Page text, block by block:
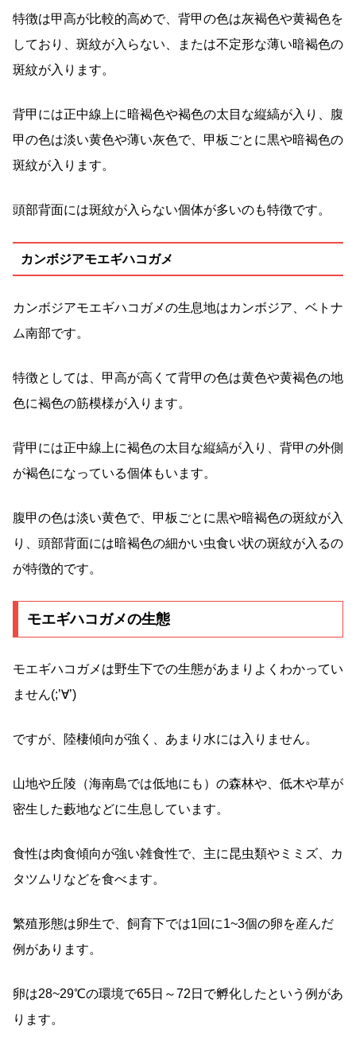
特徴は甲高が比較的高めで、背甲の色は灰褐色や黄褐色を
しており、斑紋が入らない、または不定形な薄い暗褐色の
斑紋が入ります。
背甲には正中線上に暗褐色や褐色の太目な縦縞が入り、腹
甲の色は淡い黄色や薄い灰色で、甲板ごとに黒や暗褐色の
斑紋が入ります。
頭部背面には斑紋が入らない個体が多いのも特徴です。
カンボジアモエギハコガメ
カンボジアモエギハコガメの生息地はカンボジア、ベトナ
ム南部です。
特徴としては、甲高が高くて背甲の色は黄色や黄褐色の地
色に褐色の筋模様が入ります。
背甲には正中線上に褐色の太目な縦縞が入り、背甲の外側
が褐色になっている個体もいます。
腹甲の色は淡い黄色で、甲板ごとに黒や暗褐色の斑紋が入
り、頭部背面には暗褐色の細かい虫食い状の斑紋が入るの
が特徴的です。
モエギハコガメの生態
モエギハコガメは野生下での生態があまりよくわかってい
ません(;’∀’)
ですが、陸棲傾向が強く、あまり水には入りません。
山地や丘陵（海南島では低地にも）の森林や、低木や草が
密生した藪地などに生息しています。
食性は肉食傾向が強い雑食性で、主に昆虫類やミミズ、カ
タツムリなどを食べます。
繁殖形態は卵生で、飼育下では1回に1~3個の卵を産んだ
例があります。
卵は28~29℃の環境で65日～72日で孵化したという例があ
ります。